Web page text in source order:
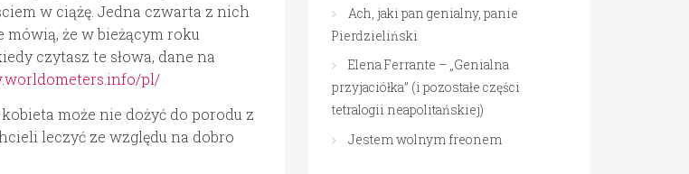
w ciążę. Jedna czwarta z nich
że w bieżącym roku
czytasz te słowa, dane na
pl/
może nie dożyć do porodu z
leczyć ze względu na dobro
Ach, jaki pan genialny, panie
Pierdzieliński
Elena Ferrante – „Genialna
przyjaciółka” (i pozostałe części
tetralogii neapolitańskiej)
Jestem wolnym freonem